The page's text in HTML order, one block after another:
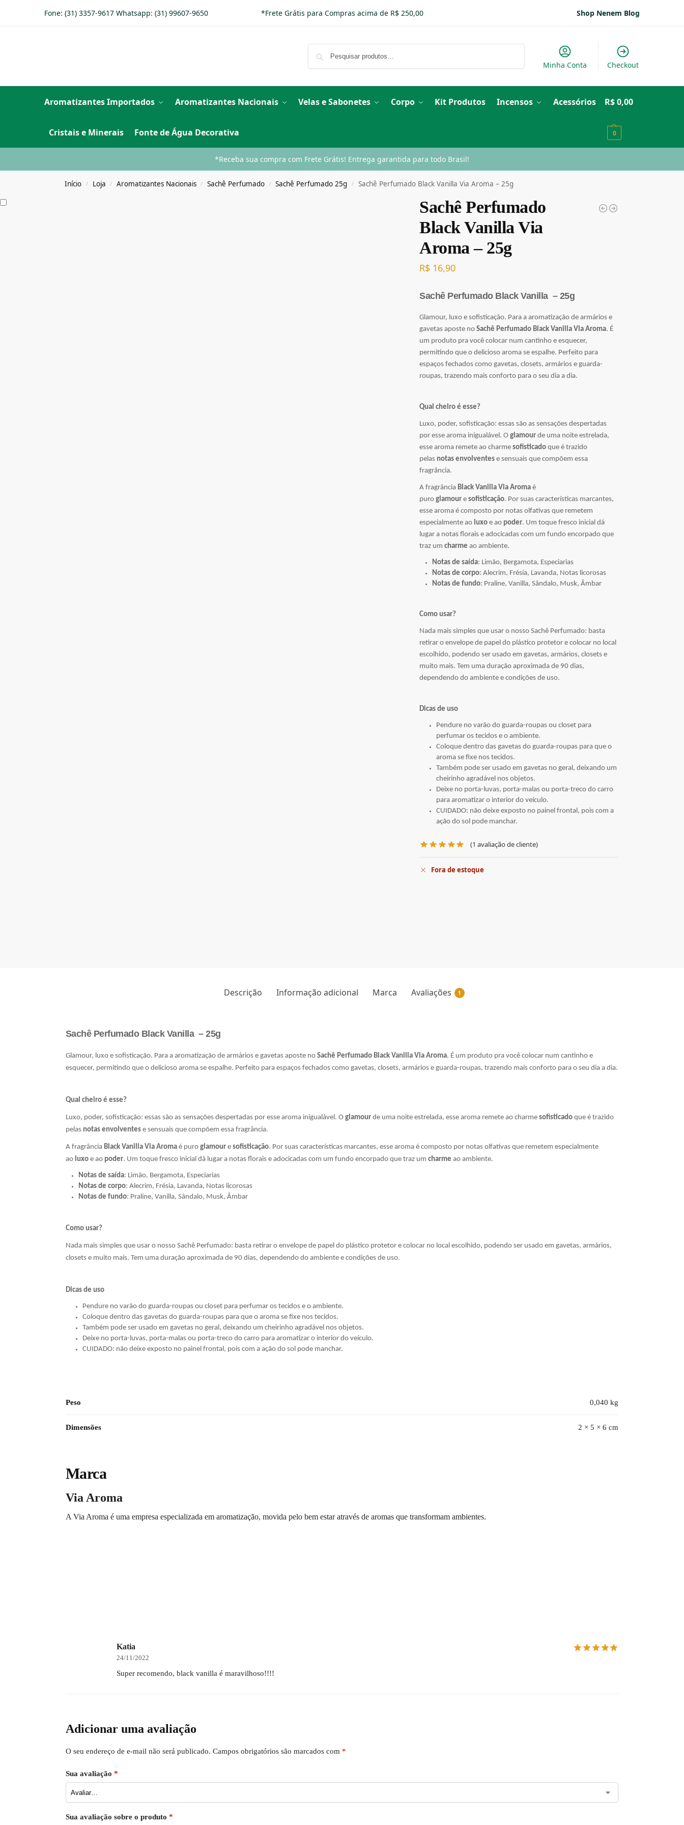
Fone: (31) 3357-9617 Whatsapp: (31) 99607-9650 *Frete Grátis para Compras acima de R$ 250,00 Shop Nenem Blog
Minha Conta Checkout
Aromatizantes Importados Aromatizantes Nacionais Velas e Sabonetes Corpo Kit Produtos Incensos Acessórios
Cristais e Minerais Fonte de Água Decorativa
R$0,00
0
*Receba sua compra com Frete Grátis! Entrega garantida para todo Brasil!
Início / Loja / Aromatizantes Nacionais / Sachê Perfumado / Sachê Perfumado 25g / Sachê Perfumado Black Vanilla Via Aroma – 25g
Sachê Perfumado
Black Vanilla Via
Aroma – 25g
R$ 16,90
Sachê Perfumado Black Vanilla – 25g
Glamour, luxo e sofisticação. Para a aromatização de armários e
gavetas aposte noSachê Perfumado Black Vanilla Via Aroma. É
um produto pra você colocar num cantinho e esquecer,
permitindo que o delicioso aroma se espalhe. Perfeito para
espaços fechados como gavetas, closets, armários e guarda-
roupas, trazendo mais conforto para o seu dia a dia.
Qual cheiro é esse?
Luxo, poder, sofisticação: essas são as sensações despertadas
por esse aroma inigualável. Oglamour de uma noite estrelada,
esse aroma remete ao charmesofisticado que é trazido
pelas notas envolventese sensuais que compõem essa
fragrância.
A fragrância Black Vanilla Via Aroma é
puroglamour esofisticação. Por suas características marcantes,
esse aroma é composto por notas olfativas que remetem
especialmente ao luxo e ao poder. Um toque fresco inicial dá
lugar a notas florais e adocicadas com um fundo encorpado que
traz umcharme ao ambiente.
Notas de saída: Limão, Bergamota, Especiarias
Notas de corpo: Alecrim, Frésia, Lavanda, Notas licorosas
Notas de fundo: Praline, Vanilla, Sândalo, Musk, Âmbar
Como usar?
Nada mais simples que usar o nosso Sachê Perfumado: basta
retirar o envelope de papel do plástico protetor e colocar no local
escolhido, podendo ser usado em gavetas, armários, closets e
muito mais. Tem uma duração aproximada de 90 dias,
dependendo do ambiente e condições de uso.
Dicas de uso
Pendure no varão do guarda-roupas ou closet para
perfumar os tecidos e o ambiente.
Coloque dentro das gavetas do guarda-roupas para que o
aroma se fixe nos tecidos.
Também pode ser usado em gavetas no geral, deixando um
cheirinho agradável nos objetos.
Deixe no porta-luvas, porta-malas ou porta-treco do carro
para aromatizar o interior do veículo.
CUIDADO: não deixe exposto no painel frontal, pois com a
ação do sol pode manchar.
(1 avaliação de cliente)
Fora de estoque
Descrição Informação adicional Marca Avaliações 1
Sachê Perfumado Black Vanilla – 25g
Glamour, luxo e sofisticação. Para a aromatização de armários e gavetas aposte no Sachê Perfumado Black Vanilla Via Aroma. É um produto pra você colocar num cantinho e
esquecer, permitindo que o delicioso aroma se espalhe. Perfeito para espaços fechados como gavetas, closets, armários e guarda-roupas, trazendo mais conforto para o seu dia a dia.
Qual cheiro é esse?
Luxo, poder, sofisticação: essas são as sensações despertadas por esse aroma inigualável. O glamourde uma noite estrelada, esse aroma remete ao charme sofisticadoque é trazido
pelas notas envolventes e sensuais que compõem essa fragrância.
A fragrância Black Vanilla Via Aromaé puro glamoure sofisticação. Por suas características marcantes, esse aroma é composto por notas olfativas que remetem especialmente
ao luxoe ao poder. Um toque fresco inicial dá lugar a notas florais e adocicadas com um fundo encorpado que traz um charme ao ambiente.
Notas de saída: Limão, Bergamota, Especiarias
Notas de corpo: Alecrim, Frésia, Lavanda, Notas licorosas
Notas de fundo: Praline, Vanilla, Sândalo, Musk, Âmbar
Como usar?
Nada mais simples que usar o nosso Sachê Perfumado: basta retirar o envelope de papel do plástico protetor e colocar no local escolhido, podendo ser usado em gavetas, armários,
closets e muito mais. Tem uma duração aproximada de 90 dias, dependendo do ambiente e condições de uso.
Dicas de uso
Pendure no varão do guarda-roupas ou closet para perfumar os tecidos e o ambiente.
Coloque dentro das gavetas do guarda-roupas para que o aroma se fixe nos tecidos.
Também pode ser usado em gavetas no geral, deixando um cheirinho agradável nos objetos.
Deixe no porta-luvas, porta-malas ou porta-treco do carro para aromatizar o interior do veículo.
CUIDADO: não deixe exposto no painel frontal, pois com a ação do sol pode manchar.
Peso 0,040 kg
Dimensões 2 × 5 × 6 cm
Marca
Via Aroma
A Via Aroma é uma empresa especializada em aromatização, movida pelo bem estar através de aromas que transformam ambientes.
Katia
24/11/2022
Super recomendo, black vanilla é maravilhoso!!!!
Adicionar uma avaliação
O seu endereço de e-mail não será publicado. Campos obrigatórios são marcados com *
Sua avaliação *
Sua avaliação sobre o produto *